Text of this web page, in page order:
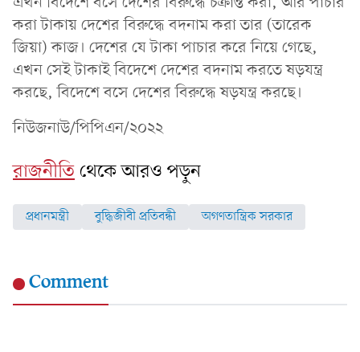
করা টাকায় দেশের বিরুদ্ধে বদনাম করা তার (তারেক
জিয়া) কাজ। দেশের যে টাকা পাচার করে নিয়ে গেছে,
এখন সেই টাকাই বিদেশে দেশের বদনাম করতে ষড়যন্ত্র
করছে, বিদেশে বসে দেশের বিরুদ্ধে ষড়যন্ত্র করছে।
নিউজনাউ/পিপিএন/২০২২
রাজনীতিথেকে আরও পড়ুন
প্রধানমন্ত্রী বুদ্ধিজীবী প্রতিবন্ধী অগণতান্ত্রিক সরকার
Comment